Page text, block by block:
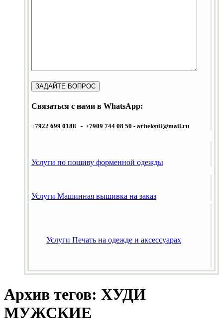
Связаться с нами в WhatsApp:
+7922 699 0188 - +7909 744 08 50 - aritekstil@mail.ru
Услуги по пошиву форменной одежды
Услуги Машинная вышивка на заказ
Услуги Печать на одежде и аксессуарах
Архив тегов: ХУДИ
МУЖСКИЕ